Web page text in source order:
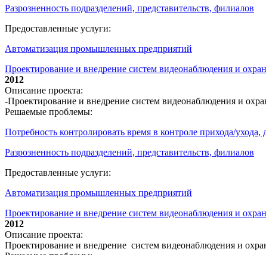
Разрозненность подразделений, представительств, филиалов
Предоставленные услуги:
Автоматизация промышленных предприятий
Проектирование и внедрение систем видеонаблюдения и
2012
Описание проекта:
-Проектирование и внедрение систем видеонаблюдения и
Решаемые проблемы:
Потребность контролировать время в контроле прихода/
Разрозненность подразделений, представительств, филиалов
Предоставленные услуги:
Автоматизация промышленных предприятий
Проектирование и внедрение систем видеонаблюдения и
2012
Описание проекта:
Проектирование и внедрение систем видеонаблюдения и